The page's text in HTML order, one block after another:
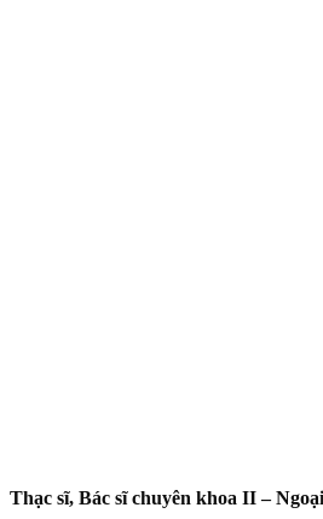
Thạc sĩ, Bác sĩ chuyên khoa II –